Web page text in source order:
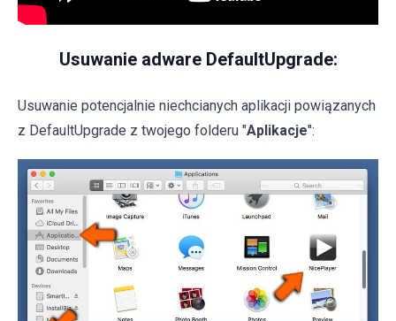
Usuwanie adware DefaultUpgrade:
Usuwanie potencjalnie niechcianych aplikacji powiązanych
z DefaultUpgrade z twojego folderu "Aplikacje":